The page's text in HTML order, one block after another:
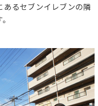
るセブンイレブンの隣